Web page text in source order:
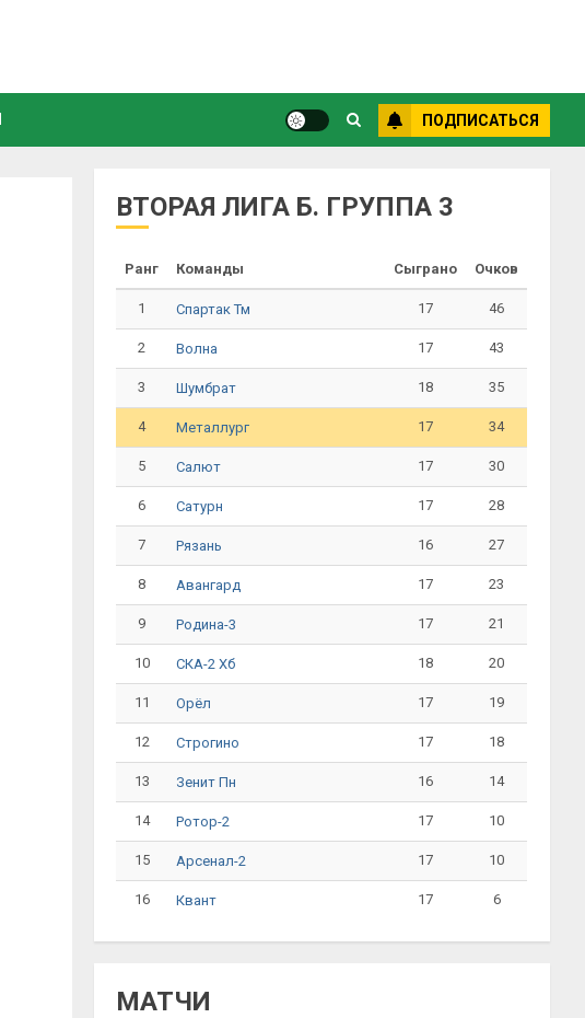
ПОДПИСАТЬСЯ
ВТОРАЯ ЛИГА Б. ГРУППА 3
Ранг Команды Сыграно Очков
1 Спартак Тм 17 46
2 Волна 17 43
3 Шумбрат 18 35
4 Металлург 17 34
5 Салют 17 30
6 Сатурн 17 28
7 Рязань 16 27
8 Авангард 17 23
9 Родина-3 17 21
10 СКА-2 Хб 18 20
11 Орёл 17 19
12 Строгино 17 18
13 Зенит Пн 16 14
14 Ротор-2 17 10
15 Арсенал-2 17 10
16 Квант 17 6
МАТЧИ